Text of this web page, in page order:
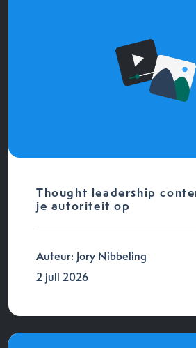
Thought leadership
je autoriteit op
Auteur: Jory Nibbeling
2 juli 2026